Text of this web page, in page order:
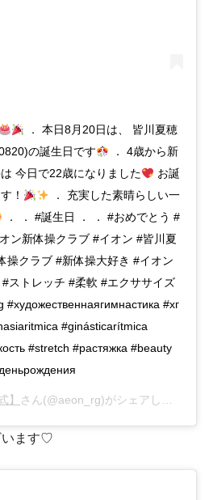
． 本日8月20日は、 皆川夏穂
の誕生日です
． 4歳から新
今日で22歳になりました
お誕
！
． 充実した素晴らしい一
． ． #誕生日 ． ． #おめでとう #
ン新体操クラブ #イオン #皆川夏
操クラブ #新体操大好き #イオン
ストレッチ #柔軟 #エクササイズ
#хг
#ginásticarítmica
#stretch #растяжка #beauty
】 さん(@aeon_rg)がシェアした投稿 –
います♡